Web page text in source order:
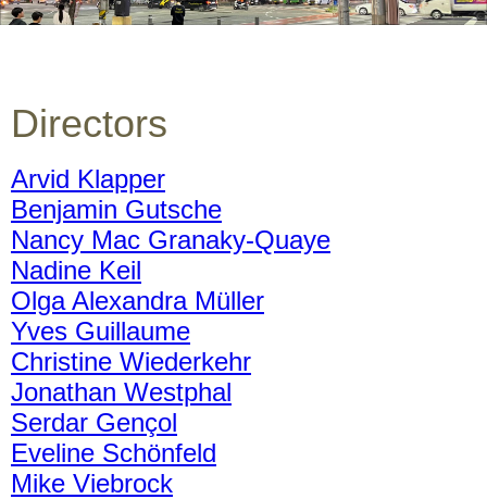
Directors
Arvid Klapper
Benjamin Gutsche
Nancy Mac Granaky-Quaye
Nadine Keil
Olga Alexandra Müller
Yves Guillaume
Christine Wiederkehr
Jonathan Westphal
Serdar Gençol
Eveline Schönfeld
Mike Viebrock